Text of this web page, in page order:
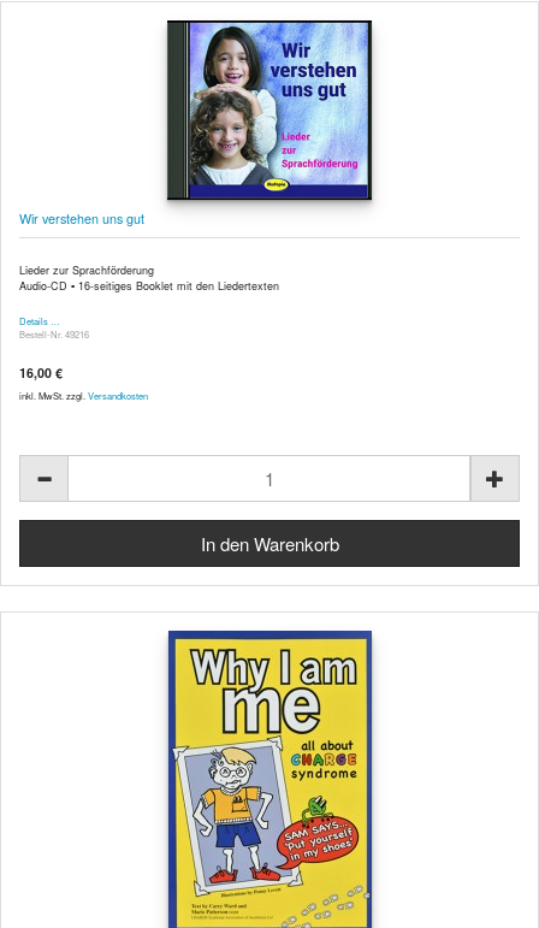
Wir verstehen uns gut
Lieder zur Sprachförderung
Audio-CD ▪ 16-seitiges Booklet mit den Liedertexten
Details …
Bestell-Nr. 49216
16,00 €
inkl. MwSt. zzgl. Versandkosten